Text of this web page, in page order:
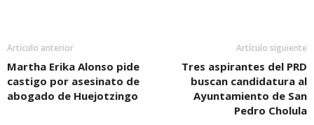
Artículo anterior
Martha Erika Alonso pide
castigo por asesinato de
abogado de Huejotzingo
Artículo siguiente
Tres aspirantes del PRD
buscan candidatura al
Ayuntamiento de San
Pedro Cholula